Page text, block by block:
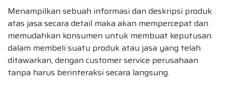
Menampilkan sebuah informasi dan deskripsi produk
atas jasa secara detail maka akan mempercepat dan
memudahkan konsumen untuk membuat keputusan
dalam membeli suatu produk atau jasa yang telah
ditawarkan, dengan customer service perusahaan
tanpa harus berinteraksi secara langsung.